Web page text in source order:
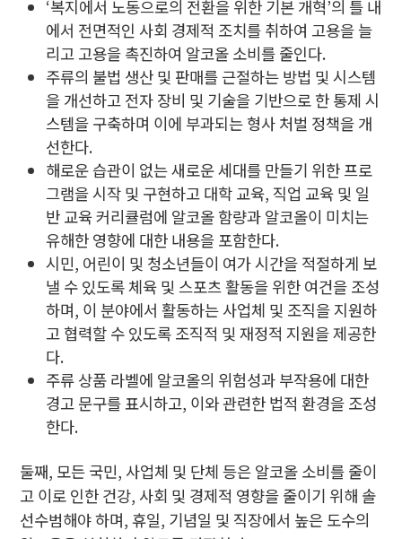
‘복지에서 노동으로의 전환을 위한 기본 개혁’의 틀 내
에서 전면적인 사회 경제적 조치를 취하여 고용을 늘
리고 고용을 촉진하여 알코올 소비를 줄인다.
주류의 불법 생산 및 판매를 근절하는 방법 및 시스템
을 개선하고 전자 장비 및 기술을 기반으로 한 통제 시
스템을 구축하며 이에 부과되는 형사 처벌 정책을 개
선한다.
해로운 습관이 없는 새로운 세대를 만들기 위한 프로
그램을 시작 및 구현하고 대학 교육, 직업 교육 및 일
반 교육 커리큘럼에 알코올 함량과 알코올이 미치는
유해한 영향에 대한 내용을 포함한다.
시민, 어린이 및 청소년들이 여가 시간을 적절하게 보
낼 수 있도록 체육 및 스포츠 활동을 위한 여건을 조성
하며, 이 분야에서 활동하는 사업체 및 조직을 지원하
고 협력할 수 있도록 조직적 및 재정적 지원을 제공한
다.
주류 상품 라벨에 알코올의 위험성과 부작용에 대한
경고 문구를 표시하고, 이와 관련한 법적 환경을 조성
한다.
둘째, 모든 국민, 사업체 및 단체 등은 알코올 소비를 줄이
고 이로 인한 건강, 사회 및 경제적 영향을 줄이기 위해 솔
선수범해야 하며, 휴일, 기념일 및 직장에서 높은 도수의